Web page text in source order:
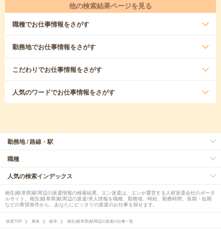
他の検索結果ページを見る
職種でお仕事情報をさがす
勤務地でお仕事情報をさがす
こだわりでお仕事情報をさがす
人気のワードでお仕事情報をさがす
勤務地 / 路線・駅
職種
人気の検索インデックス
相生(岐阜県)駅周辺の派遣情報の検索結果。エン派遣は、エンが運営する人材派遣会社のポータ
ルサイト。相生(岐阜県)駅周辺の派遣/求人情報を職種、勤務地、時給、勤務時間、長期・短期
などの希望条件から、あなたにピッタリの派遣のお仕事を探せます。
派遣TOP 東海 岐阜 相生(岐阜県)駅周辺の派遣の仕事一覧